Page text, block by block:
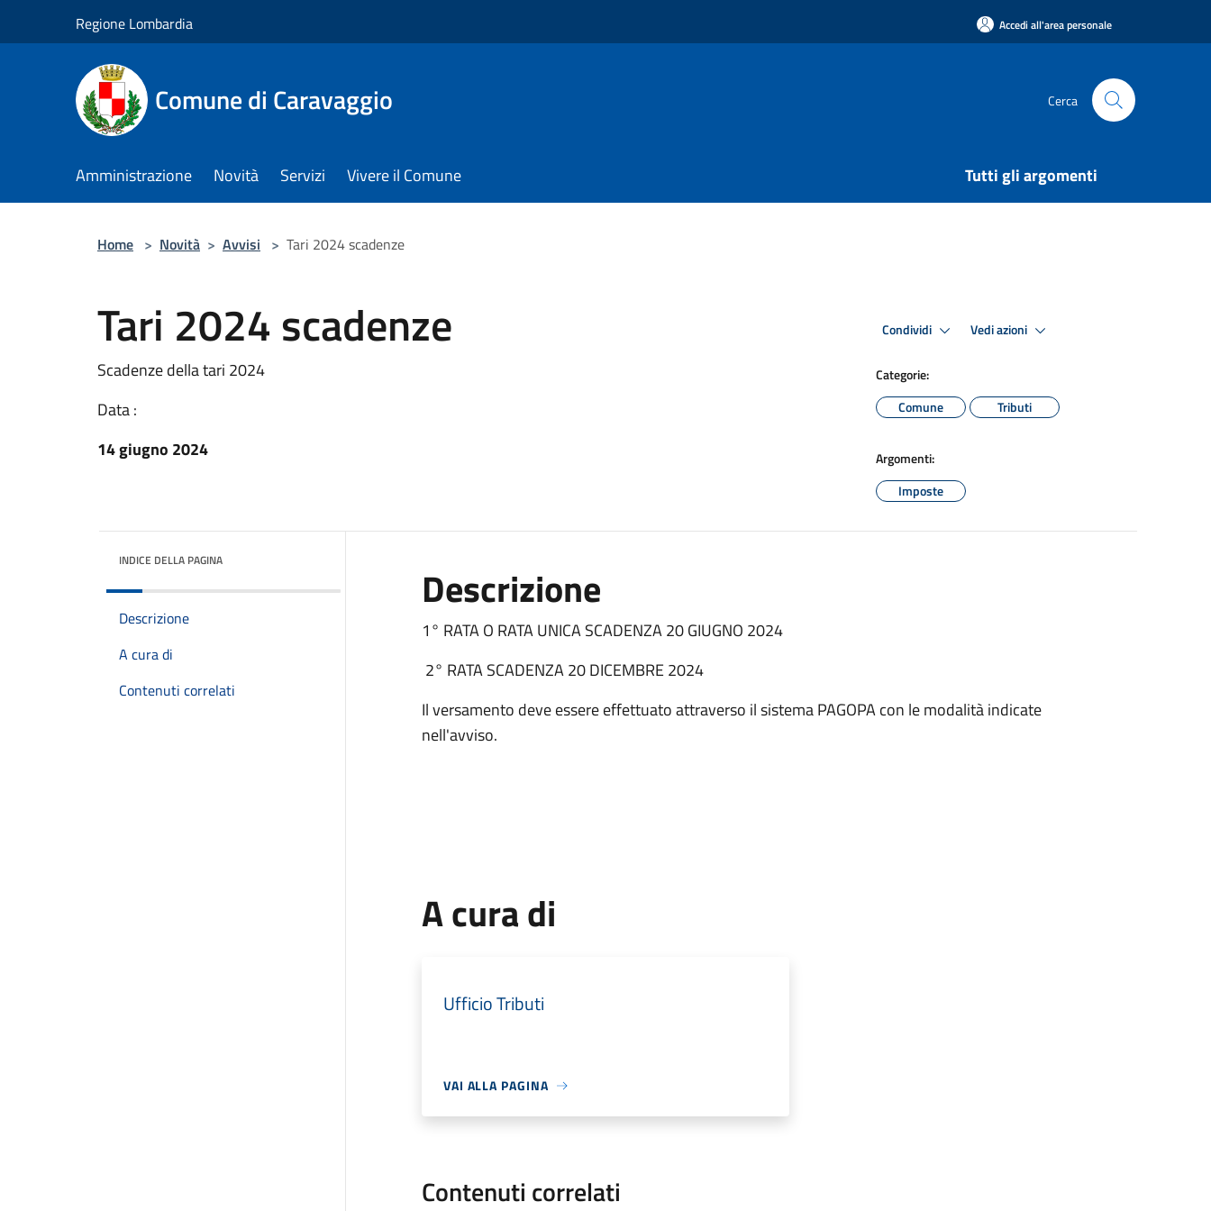
Regione Lombardia Accedi all'area personale
Comune di Caravaggio Cerca
Amministrazione Novità Servizi Vivere il Comune Tutti gli argomenti
Home > Novità > Avvisi > Tari 2024 scadenze
Tari 2024 scadenze
Scadenze della tari 2024
Data :
14 giugno 2024
Condividi Vedi azioni
Categorie:
Comune
Tributi
Argomenti:
Imposte
INDICE DELLA PAGINA
Descrizione
A cura di
Contenuti correlati
Descrizione
1° RATA O RATA UNICA SCADENZA 20 GIUGNO 2024
2° RATA SCADENZA 20 DICEMBRE 2024
Il versamento deve essere effettuato attraverso il sistema PAGOPA con le modalità indicate
nell'avviso.
A cura di
Ufficio Tributi
VAI ALLA PAGINA
Contenuti correlati